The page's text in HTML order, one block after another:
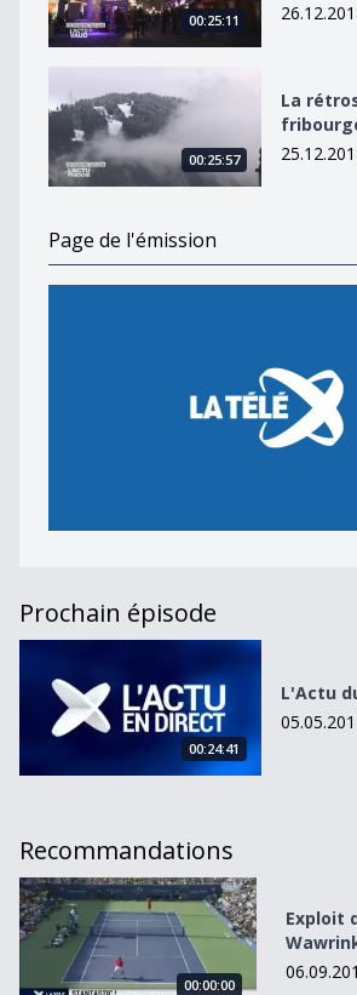
00:25:11
00:25:57
La
Page de l'émission
Prochain épisode
L&#039;Actu du 05.05.13 - 18h30
00:24:41
L'Actu
Recommandations
Exploit de Stanislas Wawrinka à
00:00:00
Exploit